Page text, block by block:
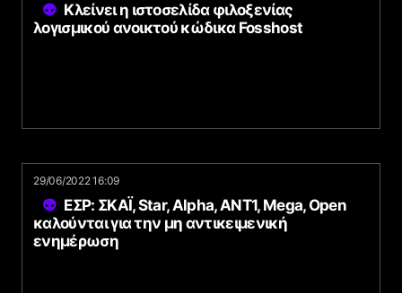
Κλείνει η ιστοσελίδα φιλοξενίας
λογισμικού ανοικτού κώδικα Fosshost
29/06/2022 16:09
ΕΣΡ: ΣΚΑΪ, Star, Alpha, ANT1, Mega, Open
καλούνται για την μη αντικειμενική
ενημέρωση